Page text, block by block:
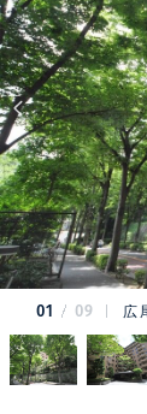
01 09 広